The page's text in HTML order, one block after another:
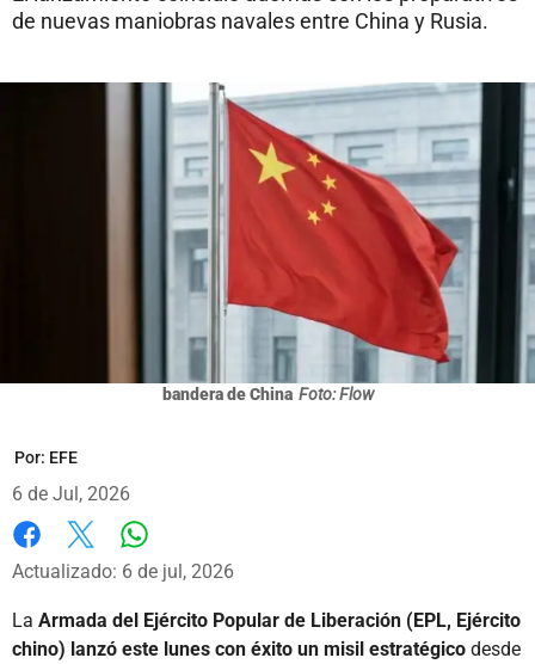
de nuevas maniobras navales entre China y Rusia.
bandera de China Foto: Flow
Por: EFE
6 de Jul, 2026
Facebook
X
Actualizado: 6 de jul, 2026
La Armada del Ejército Popular de Liberación (EPL, Ejército
chino) lanzó este lunes con éxito un misil estratégico desde